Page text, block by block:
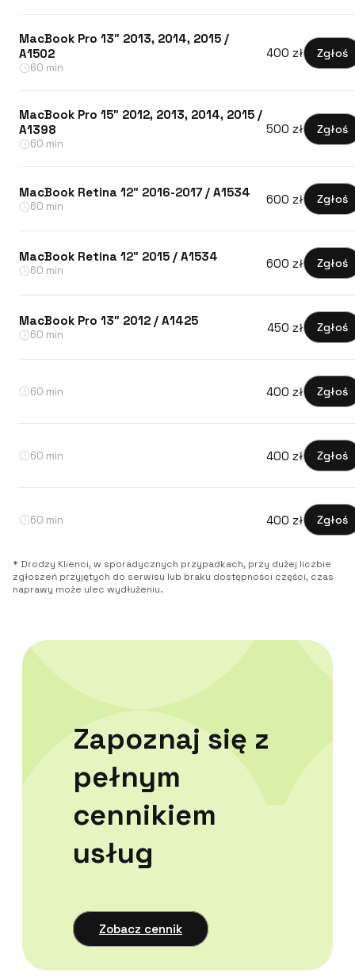
MacBook Pro 13″ 2013, 2014, 2015 /
A1502
60 min
400 zł Zgłoś
MacBook Pro 15″ 2012, 2013, 2014, 2015 /
A1398
60 min
500 zł Zgłoś
MacBook Retina 12″ 2016-2017 / A1534
60 min 600 zł Zgłoś
MacBook Retina 12″ 2015 / A1534
60 min 600 zł Zgłoś
MacBook Pro 13″ 2012 / A1425
60 min 450 zł Zgłoś
60 min 400 zł Zgłoś
60 min 400 zł Zgłoś
60 min 400 zł Zgłoś
* Drodzy Klienci, w sporadycznych przypadkach, przy dużej liczbie
zgłoszeń przyjętych do serwisu lub braku dostępności części, czas
naprawy może ulec wydłużeniu.
Zapoznaj się z
pełnym
cennikiem
usług
Zobacz cennik